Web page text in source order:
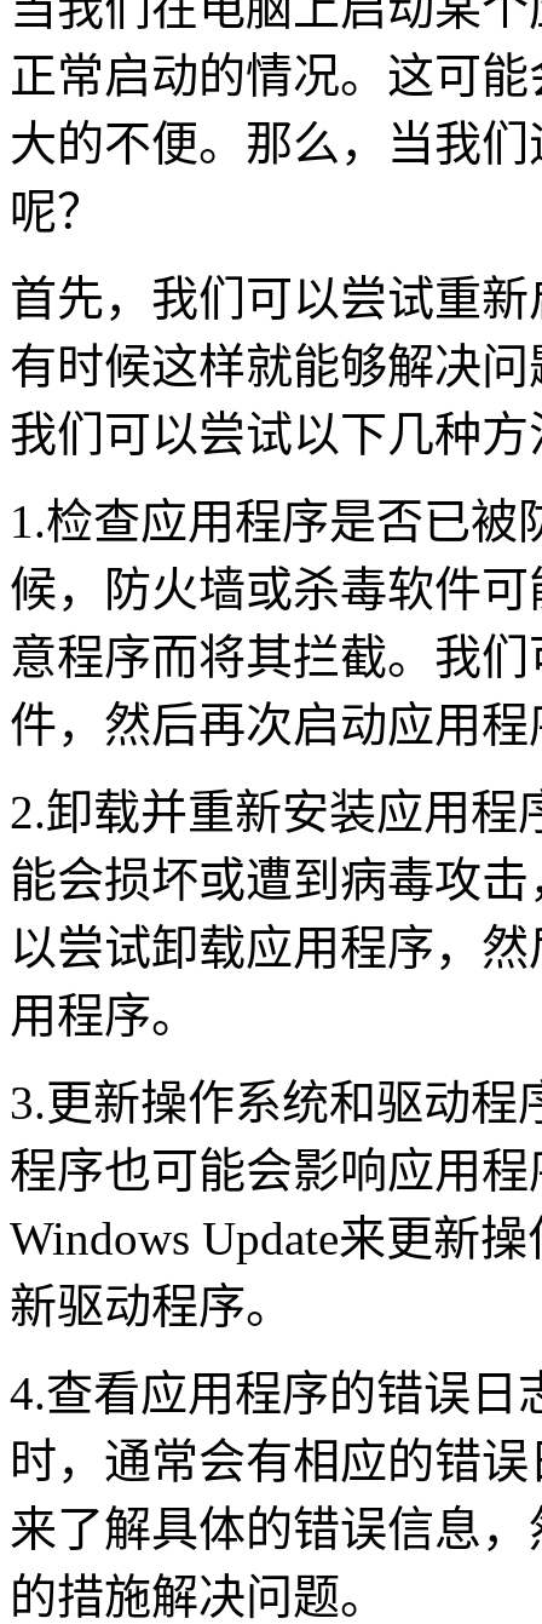
正常启动的情况。这可
大的不便。那么，当我
呢？
首先，我们可以尝试重
有时候这样就能够解决
我们可以尝试以下几种方
1.检查应用程序是否已被
候，防火墙或杀毒软件
意程序而将其拦截。我
件，然后再次启动应用
2.卸载并重新安装应用程
能会损坏或遭到病毒攻
以尝试卸载应用程序，
用程序。
3.更新操作系统和驱动程
程序也可能会影响应用
Windows Update来更新
新驱动程序。
4.查看应用程序的错误日
时，通常会有相应的错
来了解具体的错误信息
的措施解决问题。